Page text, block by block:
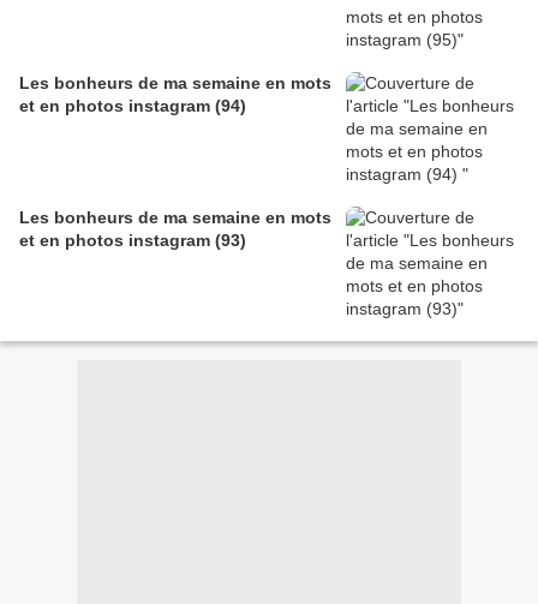
Les bonheurs de ma semaine en mots
et en photos instagram (94)
Les bonheurs de ma semaine en mots
et en photos instagram (93)